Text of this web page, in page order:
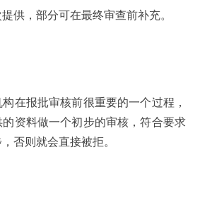
供，部分可在最终审查前补充。
在报批审核前很重要的一个过程，
资料做一个初步的审核，符合要求
否则就会直接被拒。